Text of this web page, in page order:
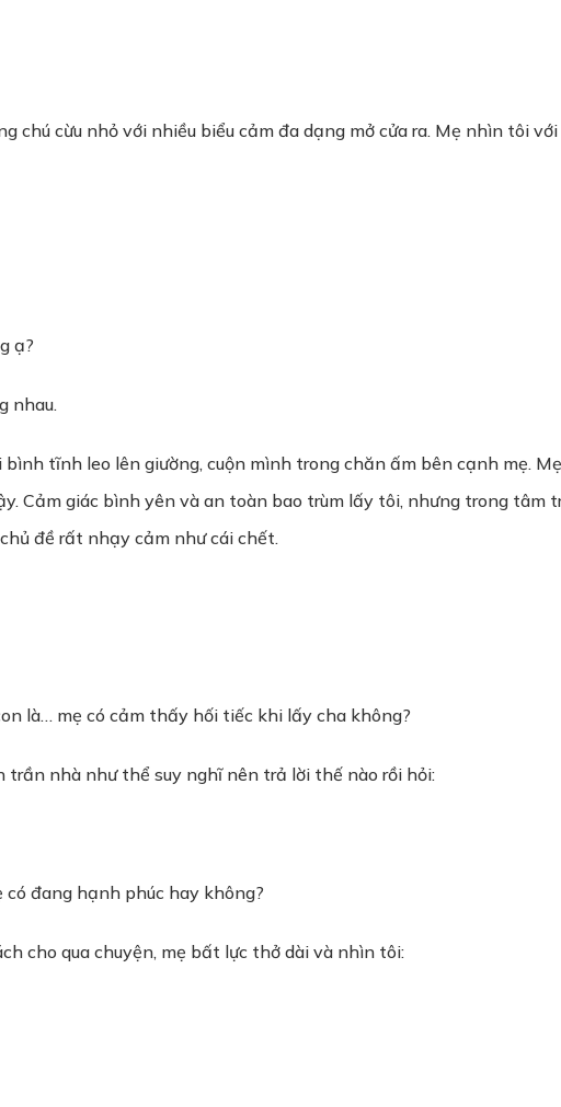
chú cừu nhỏ với nhiều biểu cảm đa dạng mở cửa ra. Mẹ nhìn tôi
ạ?
nhau.
tĩnh leo lên giường, cuộn mình trong chăn ấm bên cạnh mẹ.
Cảm giác bình yên và an toàn bao trùm lấy tôi, nhưng trong tâm
đề rất nhạy cảm như cái chết.
là… mẹ có cảm thấy hối tiếc khi lấy cha không?
nhà như thể suy nghĩ nên trả lời thế nào rồi hỏi:
có đang hạnh phúc hay không?
cho qua chuyện, mẹ bất lực thở dài và nhìn tôi: